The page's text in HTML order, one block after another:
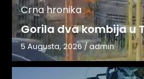
Crna hronika
Gorila dva kombija u
5 Augusta, 2026/admin